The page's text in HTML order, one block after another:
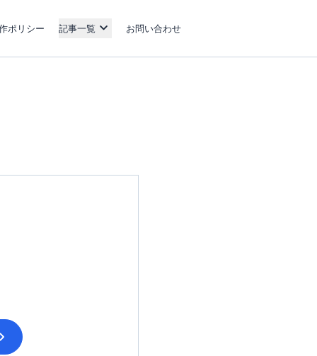
ポリシー 記事一覧 お問い合わせ